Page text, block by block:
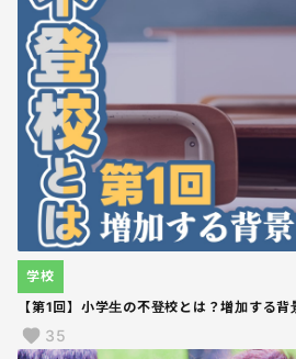
【第1回】小学生の不登校とは？増加する
学校
35